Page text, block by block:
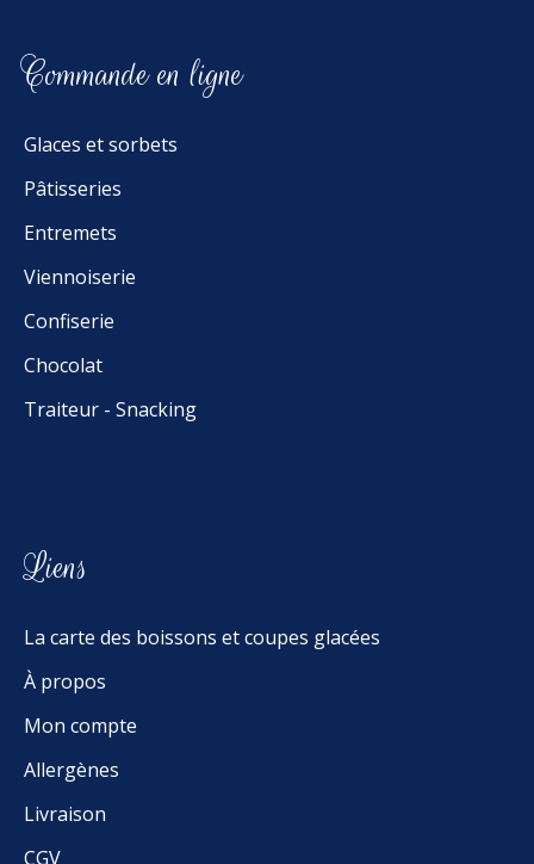
Commande en ligne
Glaces et sorbets
Pâtisseries
Entremets
Viennoiserie
Confiserie
Chocolat
Traiteur - Snacking
Liens
La carte des boissons et coupes glacées
À propos
Mon compte
Allergènes
Livraison
CGV